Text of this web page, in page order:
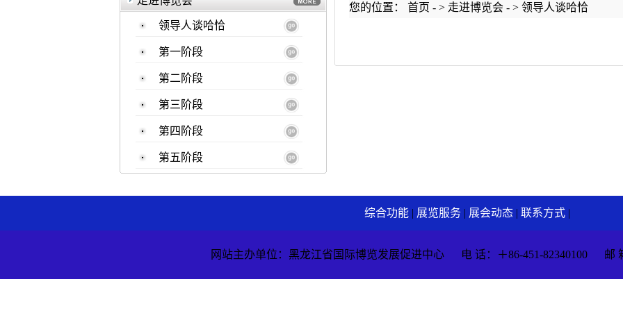
领导人谈哈恰
第一阶段
第二阶段
第三阶段
第四阶段
第五阶段
您的位置： 首页 - > 走进博览会 - > 领导人谈哈恰
综合功能 | 展览服务 | 展会动态 | 联系方式 |
网站主办单位：黑龙江省国际博览发展促进中心 电 话：＋86-451-82340100 邮